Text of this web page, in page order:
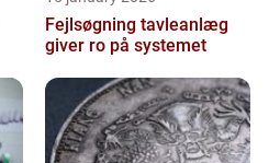
Fejlsøgning tavleanlæg
giver ro på systemet